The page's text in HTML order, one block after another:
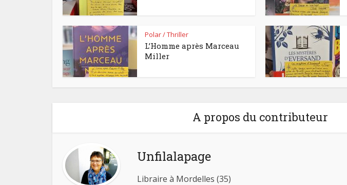
Polar / Thriller
L’Homme après Marceau
Miller
A propos du contributeur
Unfilalapage
Libraire à Mordelles (35)